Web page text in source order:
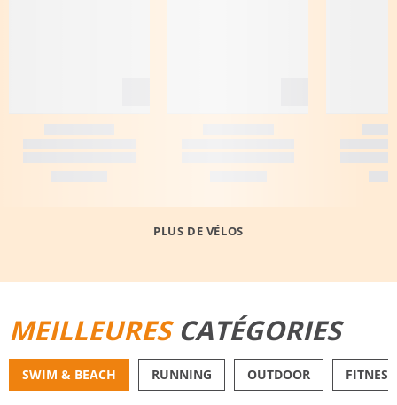
PLUS DE VÉLOS
MEILLEURESCATÉGORIES
SWIM & BEACH RUNNING OUTDOOR FITNESS